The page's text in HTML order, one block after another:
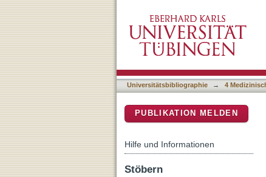
Update der S3-Leitlinie
Therapie und
Universitätsbibliographie → 4
PUBLIKATION MELDEN
Hilfe und Informationen
Stöbern